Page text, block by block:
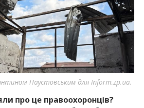
Паустовським для Inform.zp.ua.
про це правоохоронців?